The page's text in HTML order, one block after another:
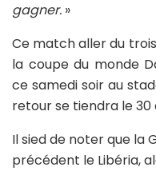
gagner. »
Ce match aller du
la coupe du monde
ce samedi soir au
retour se tiendra le 30
Il sied de noter que la
précédent le Libéria,